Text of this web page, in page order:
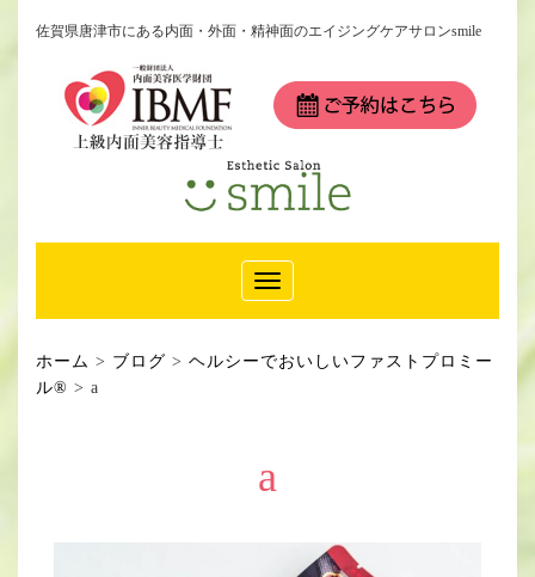
佐賀県唐津市にある内面・外面・精神面のエイジングケアサロンsmile
Toggle
Navigation
ホーム > ブログ > ヘルシーでおいしいファストプロミー
ル® > a
a